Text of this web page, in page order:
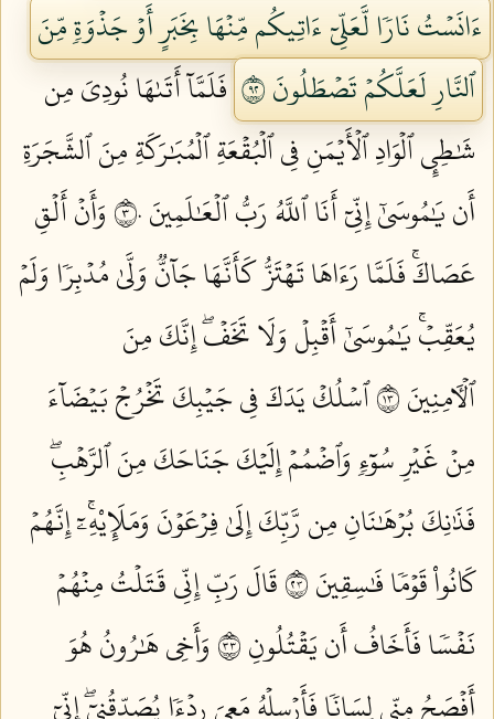
ءَانَسۡتُ نَارٗا لَّعَلِّيٓ ءَاتِيكُم مِّنۡهَا بِخَبَرٍ أَوۡ جَذۡوَةٖ مِّنَ
ٱلنَّارِ لَعَلَّكُمۡ تَصۡطَلُونَ ٢٩
فَلَمَّآ أَتَىٰهَا نُودِيَ مِن
شَٰطِيِٕ ٱلۡوَادِ ٱلۡأَيۡمَنِ فِي ٱلۡبُقۡعَةِ ٱلۡمُبَٰرَكَةِ مِنَ ٱلشَّجَرَةِ
أَن يَٰمُوسَىٰٓ إِنِّيٓ أَنَا ٱللَّهُ رَبُّ ٱلۡعَٰلَمِينَ ٣٠
وَأَنۡ أَلۡقِ
عَصَاكَۚ فَلَمَّا رَءَاهَا تَهۡتَزُّ كَأَنَّهَا جَآنّٞ وَلَّىٰ مُدۡبِرٗا وَلَمۡ
يُعَقِّبۡۚ يَٰمُوسَىٰٓ أَقۡبِلۡ وَلَا تَخَفۡۖ إِنَّكَ مِنَ
ٱلۡأٓمِنِينَ ٣١
ٱسۡلُكۡ يَدَكَ فِي جَيۡبِكَ تَخۡرُجۡ بَيۡضَآءَ
مِنۡ غَيۡرِ سُوٓءٖ وَٱضۡمُمۡ إِلَيۡكَ جَنَاحَكَ مِنَ ٱلرَّهۡبِۖ
فَذَٰنِكَ بُرۡهَٰنَانِ مِن رَّبِّكَ إِلَىٰ فِرۡعَوۡنَ وَمَلَإِيْهِۦٓۚ إِنَّهُمۡ
كَانُواْ قَوۡمٗا فَٰسِقِينَ ٣٢
قَالَ رَبِّ إِنِّي قَتَلۡتُ مِنۡهُمۡ
نَفۡسٗا فَأَخَافُ أَن يَقۡتُلُونِ ٣٣
وَأَخِي هَٰرُونُ هُوَ
أَفۡصَحُ مِنِّي لِسَانٗا فَأَرۡسِلۡهُ مَعِيَ رِدۡءٗا يُصَدِّقُنِيٓۖ إِنِّيٓ